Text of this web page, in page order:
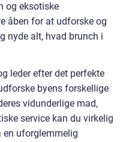
og eksotiske
åben for at udforske og
nyde alt, hvad brunch i
leder efter det perfekte
byens forskellige
vidunderlige mad,
service kan du virkelig
uforglemmelig